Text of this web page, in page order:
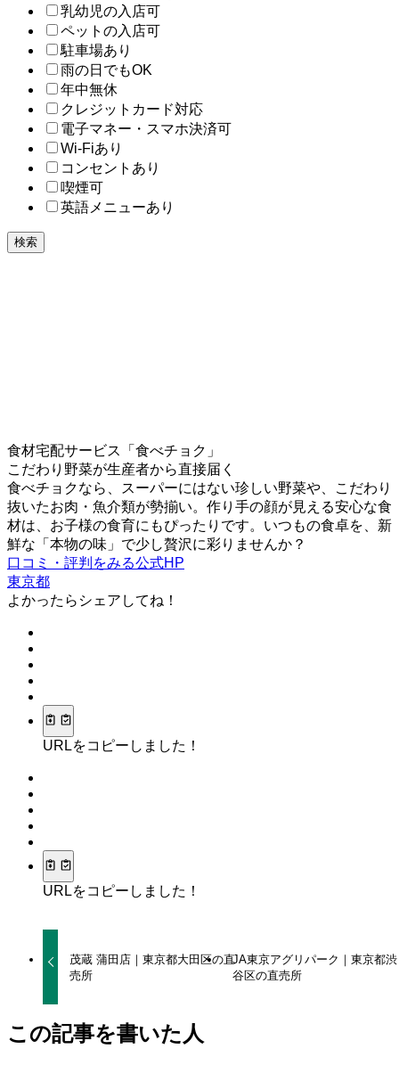
乳幼児の入店可
ペットの入店可
駐車場あり
雨の日でもOK
年中無休
クレジットカード対応
電子マネー・スマホ決済可
Wi-Fiあり
コンセントあり
喫煙可
英語メニューあり
検索
食材宅配サービス「食べチョク」
こだわり野菜が生産者から直接届く
食べチョクなら、スーパーにはない珍しい野菜や、こだわり
抜いたお肉・魚介類が勢揃い。作り手の顔が見える安心な食
材は、お子様の食育にもぴったりです。いつもの食卓を、新
鮮な「本物の味」で少し贅沢に彩りませんか？
口コミ・評判をみる公式HP
東京都
よかったらシェアしてね！
URLをコピーしました！
URLをコピーしました！
茂蔵 蒲田店｜東京都大田区の直
売所
JA東京アグリパーク｜東京都渋
谷区の直売所
この記事を書いた人